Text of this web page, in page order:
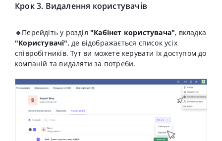
Крок 3. Видалення користувачів
🔹 Перейдіть у розділ "Кабінет користувача", вкладка
"Користувачі", де відображається список усіх
співробітників. Тут ви можете керувати їх доступом до
компаній та видалятиза потреби.